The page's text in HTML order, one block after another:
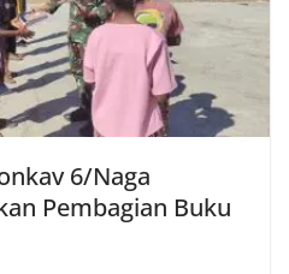
6/Naga
Pembagian Buku